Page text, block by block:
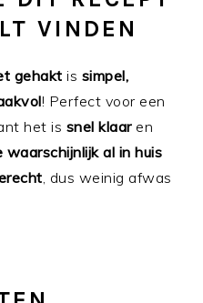
VINDEN
gehakt is simpel,
! Perfect voor een
het is snel klaaren
waarschijnlijk al in huis
, dus weinig afwas